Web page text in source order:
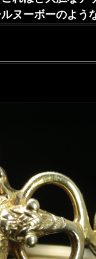
ヌーボーのよう